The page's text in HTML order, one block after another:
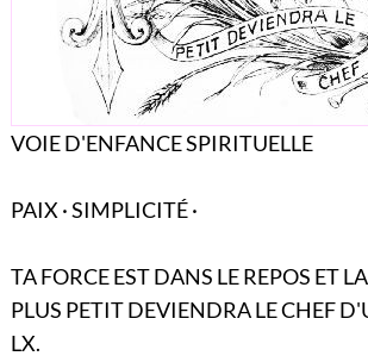
VOIE D'ENFANCE SPIRITUELLE
PAIX · SIMPLICITÉ ·
TA FORCE EST DANS LE REPOS ET
PLUS PETIT DEVIENDRA LE CHEF
LX.